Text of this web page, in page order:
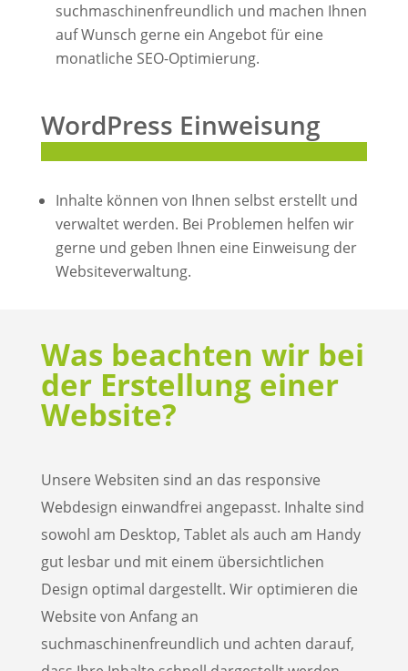
suchmaschinenfreundlich und machen Ihnen
auf Wunsch gerne ein Angebot für eine
monatliche SEO-Optimierung.
WordPress Einweisung
Inhalte können von Ihnen selbst erstellt und
verwaltet werden. Bei Problemen helfen wir
gerne und geben Ihnen eine Einweisung der
Websiteverwaltung.
Was beachten wir bei
der Erstellung einer
Website?
Unsere Websiten sind an das responsive
Webdesign einwandfrei angepasst. Inhalte sind
sowohl am Desktop, Tablet als auch am Handy
gut lesbar und mit einem übersichtlichen
Design optimal dargestellt. Wir optimieren die
Website von Anfang an
suchmaschinenfreundlich und achten darauf,